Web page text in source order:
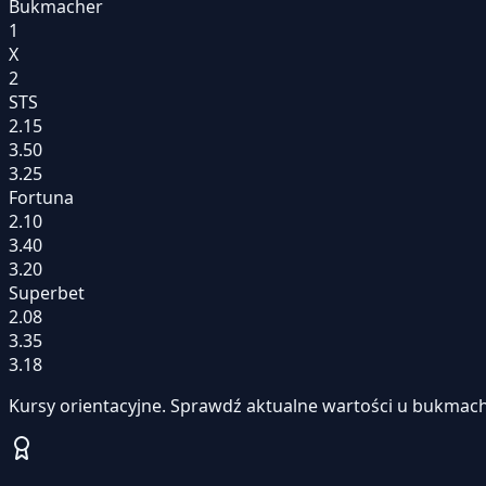
Bukmacher
1
X
2
STS
2.15
3.50
3.25
Fortuna
2.10
3.40
3.20
Superbet
2.08
3.35
3.18
Kursy orientacyjne. Sprawdź aktualne wartości u